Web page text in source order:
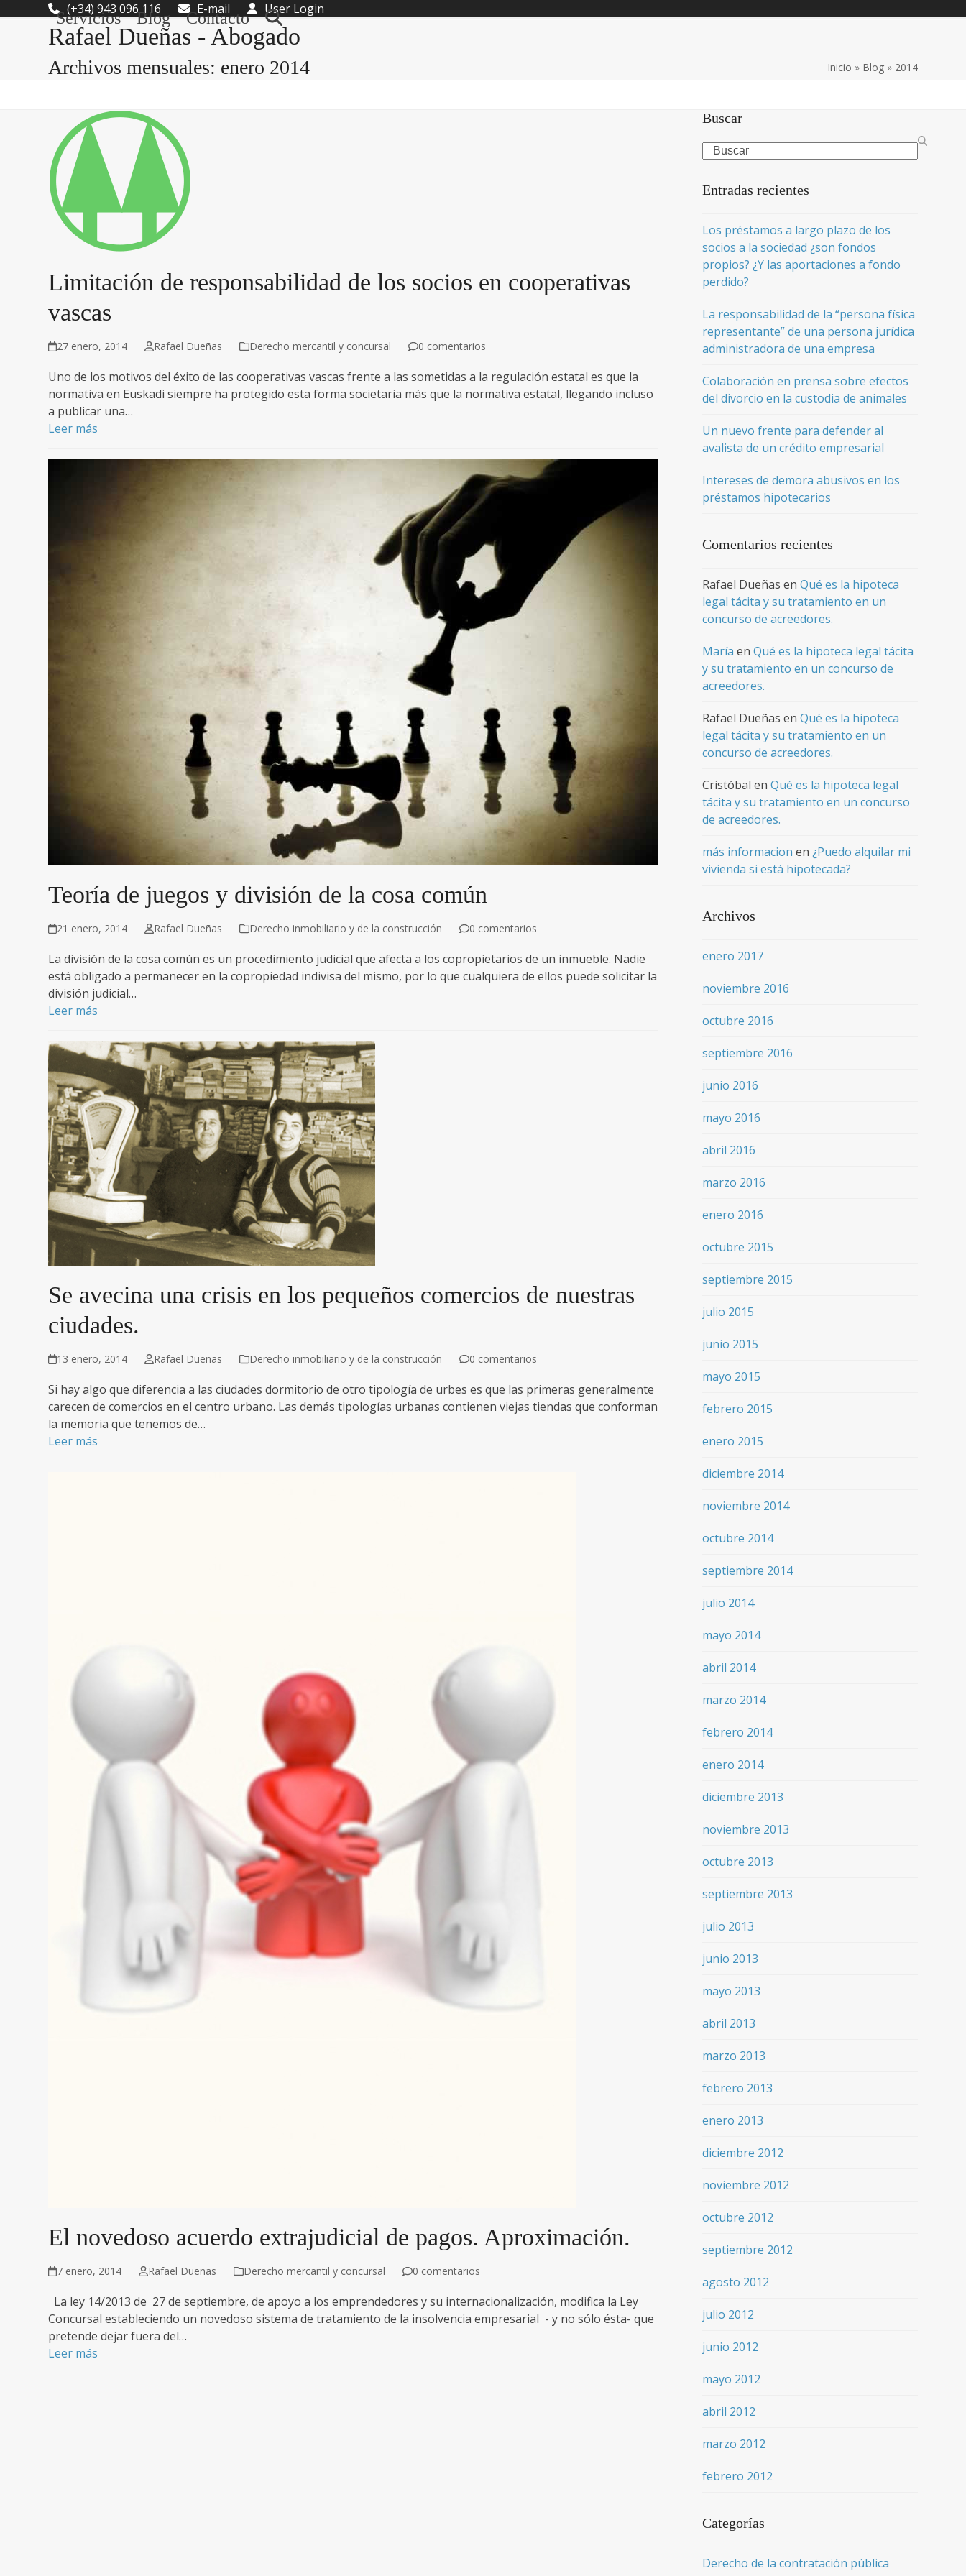
(+34) 943 096 116 E-mail User Login
Rafael Dueñas - Abogado
Servicios Blog Contacto
Archivos mensuales: enero 2014 Inicio » Blog» 2014
Limitación de responsabilidad de los socios en cooperativas
vascas
27 enero, 2014 Rafael Dueñas Derecho mercantil y concursal 0 comentarios
Uno de los motivos del éxito de las cooperativas vascas frente a las sometidas a la regulación estatal es que la
normativa en Euskadi siempre ha protegido esta forma societaria más que la normativa estatal, llegando incluso
a publicar una…
Leer más
Teoría de juegos y división de la cosa común
21 enero, 2014 Rafael Dueñas Derecho inmobiliario y de la construcción 0 comentarios
La división de la cosa común es un procedimiento judicial que afecta a los copropietarios de un inmueble. Nadie
está obligado a permanecer en la copropiedad indivisa del mismo, por lo que cualquiera de ellos puede solicitar la
división judicial…
Leer más
Se avecina una crisis en los pequeños comercios de nuestras
ciudades.
13 enero, 2014 Rafael Dueñas Derecho inmobiliario y de la construcción 0 comentarios
Si hay algo que diferencia a las ciudades dormitorio de otro tipología de urbes es que las primeras generalmente
carecen de comercios en el centro urbano. Las demás tipologías urbanas contienen viejas tiendas que conforman
la memoria que tenemos de…
Leer más
El novedoso acuerdo extrajudicial de pagos. Aproximación.
7 enero, 2014 Rafael Dueñas Derecho mercantil y concursal 0 comentarios
La ley 14/2013 de 27 de septiembre, de apoyo a los emprendedores y su internacionalización, modifica la Ley
Concursal estableciendo un novedoso sistema de tratamiento de la insolvencia empresarial - y no sólo ésta- que
pretende dejar fuera del…
Leer más
Buscar
Search
Entradas recientes
Los préstamos a largo plazo de los
socios a la sociedad ¿son fondos
propios? ¿Y las aportaciones a fondo
perdido?
La responsabilidad de la “persona física
representante” de una persona jurídica
administradora de una empresa
Colaboración en prensa sobre efectos
del divorcio en la custodia de animales
Un nuevo frente para defender al
avalista de un crédito empresarial
Intereses de demora abusivos en los
préstamos hipotecarios
Comentarios recientes
Rafael Dueñas en Qué es la hipoteca
legal tácita y su tratamiento en un
concurso de acreedores.
María en Qué es la hipoteca legal tácita
y su tratamiento en un concurso de
acreedores.
Rafael Dueñas en Qué es la hipoteca
legal tácita y su tratamiento en un
concurso de acreedores.
Cristóbal en Qué es la hipoteca legal
tácita y su tratamiento en un concurso
de acreedores.
más informacion en ¿Puedo alquilar mi
vivienda si está hipotecada?
Archivos
enero 2017
noviembre 2016
octubre 2016
septiembre 2016
junio 2016
mayo 2016
abril 2016
marzo 2016
enero 2016
octubre 2015
septiembre 2015
julio 2015
junio 2015
mayo 2015
febrero 2015
enero 2015
diciembre 2014
noviembre 2014
octubre 2014
septiembre 2014
julio 2014
mayo 2014
abril 2014
marzo 2014
febrero 2014
enero 2014
diciembre 2013
noviembre 2013
octubre 2013
septiembre 2013
julio 2013
junio 2013
mayo 2013
abril 2013
marzo 2013
febrero 2013
enero 2013
diciembre 2012
noviembre 2012
octubre 2012
septiembre 2012
agosto 2012
julio 2012
junio 2012
mayo 2012
abril 2012
marzo 2012
febrero 2012
Categorías
Derecho de la contratación pública